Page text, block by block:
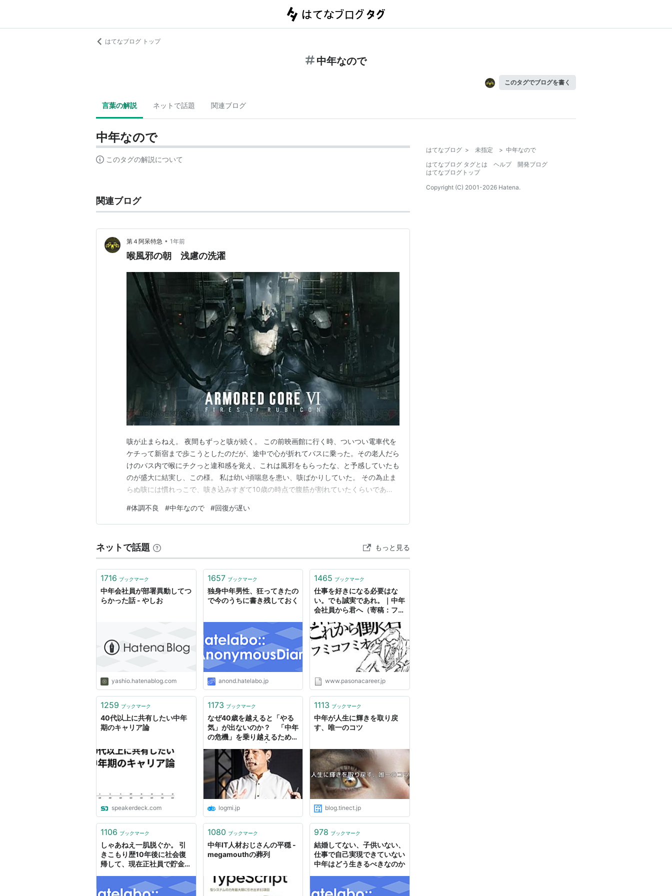
はてなブログ トップ
中年なので
このタグでブログを書く
言葉の解説 ネットで話題 関連ブログ
中年なので
このタグの解説について
関連ブログ
第４阿呆特急 • 1年前
喉風邪の朝 浅慮の洗濯
咳が止まらねえ。 夜間もずっと咳が続く。 この前映画館に行く時、ついつい電車代を
ケチって新宿まで歩こうとしたのだが、途中で心が折れてバスに乗った。その老人だら
けのバス内で喉にチクっと違和感を覚え、これは風邪をもらったな、と予感していたも
のが盛大に結実し、この様。 私は幼い頃喘息を患い、咳ばかりしていた。 その為止ま
らぬ咳には慣れっこで、咳き込みすぎて10歳の時点で腹筋が割れていたくらいであ
な時もある。渋々起きて時計を見ると午前一時。舐めているのか。私は夜二十一時から
翌朝八時までノンレム睡眠きめたい超ロングスリーパーな…
#体調不良 #中年なので #回復が遅い
ネットで話題 もっと見る
1716 ブックマーク
中年会社員が部署異動してつ
らかった話 - やしお
yashio.hatenablog.com
1657 ブックマーク
独身中年男性、狂ってきたの
で今のうちに書き残しておく
anond.hatelabo.jp
1465 ブックマーク
仕事を好きになる必要はな
い。でも誠実であれ。｜中年
会社員から君へ（寄稿：フミ
ソナキャリアの働くコト研究
所～
www.pasonacareer.jp
1259 ブックマーク
40代以上に共有したい中年
期のキャリア論
speakerdeck.com
1173 ブックマーク
なぜ40歳を越えると「やる
気」が出ないのか？ 「中年
の危機」を乗り越えるための
Business
logmi.jp
1113 ブックマーク
中年が人生に輝きを取り戻
す、唯一のコツ
blog.tinect.jp
1106 ブックマーク
しゃあねえ一肌脱ぐか。 引
きこもり歴10年後に社会復
帰して、現在正社員で貯金
だ。 俺の場合は長期の引き
こもりのせいで限界まで自信
1080 ブックマーク
中年IT人材おじさんの平穏 -
megamouthの葬列
978 ブックマーク
結婚してない、子供いない、
仕事で自己実現できていない
中年はどう生きるべきなのか
はてなブログ > 未指定 > 中年なので
はてなブログ タグとは
ヘルプ
開発ブログ
はてなブログトップ
Copyright (C) 2001-2026 Hatena.